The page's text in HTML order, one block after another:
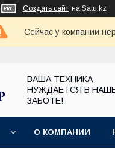
Создать сайт на Satu.kz
Сейчас у компании
ВАША ТЕХНИКА
НУЖДАЕТСЯ В
ЗАБОТЕ!
О КОМПАНИИ